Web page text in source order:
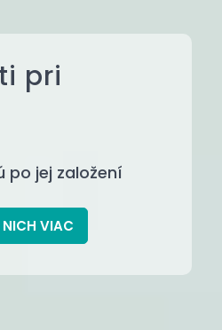
pri
po jej založení
VIAC